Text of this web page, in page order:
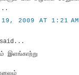
19, 2009 AT 1:21 AM
said...
இளங்காற்று